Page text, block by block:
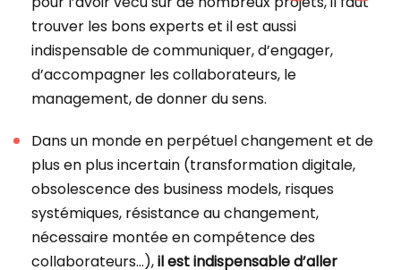
trouver les bons experts et il est aussi
indispensable de communiquer, d’engager,
d’accompagner les collaborateurs, le
management, de donner du sens.
Dans un monde en perpétuel changement et de
plus en plus incertain (transformation digitale,
obsolescence des business models, risques
systémiques, résistance au changement,
nécessaire montée en compétence des
collaborateurs…),il est indispensable d’aller